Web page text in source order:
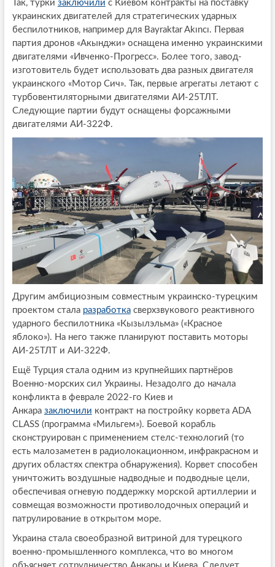
Так, турки заключили с Киевом контракты на поставку
украинских двигателей для стратегических ударных
беспилотников, например для Bayraktar Akıncı. Первая
партия дронов «Акынджи» оснащена именно украинскими
двигателями «Ивченко-Прогресс». Более того, завод-
изготовитель будет использовать два разных двигателя
украинского «Мотор Сич». Так, первые агрегаты летают с
турбовентиляторными двигателями АИ-25ТЛТ.
Следующие партии будут оснащены форсажными
двигателями АИ-322Ф.
Другим амбициозным совместным украинско-турецким
проектом стала разработкасверхзвукового реактивного
ударного беспилотника «Кызылэльма» («Красное
яблоко»). На него также планируют поставить моторы
АИ-25ТЛТ и АИ-322Ф.
Ещё Турция стала одним из крупнейших партнёров
Военно-морских сил Украины. Незадолго до начала
конфликта в феврале 2022-го Киев и
Анкара заключили контракт на постройку корвета ADA
CLASS (программа «Мильгем»). Боевой корабль
сконструирован с применением стелс-технологий (то
есть малозаметен в радиолокационном, инфракрасном и
других областях спектра обнаружения). Корвет способен
уничтожить воздушные надводные и подводные цели,
обеспечивая огневую поддержку морской артиллерии и
совмещая возможности противолодочных операций и
патрулирование в открытом море.
Украина стала своеобразной витриной для турецкого
военно-промышленного комплекса, что во многом